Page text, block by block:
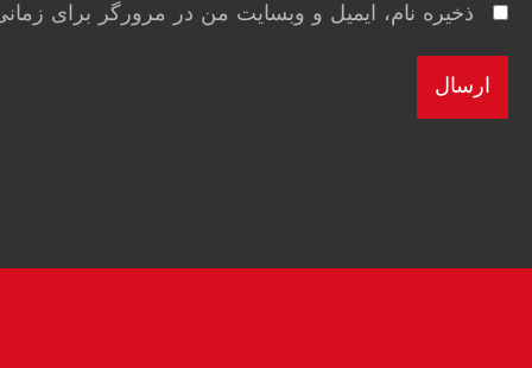
ذخیره نام، ایمیل و وبسایت من در مرورگر برای